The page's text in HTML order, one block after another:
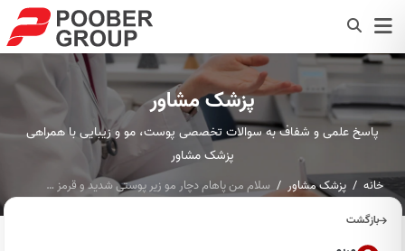
پزشک مشاور
پاسخ علمی و شفاف به سوالات تخصصی پوست، مو و زیبایی با همراهی
پزشک مشاور
خانه پزشک مشاور سلام من پاهام دچار مو زیر پوستی شدید و قرمز شده . ایا کرمی ب...
بازگشت